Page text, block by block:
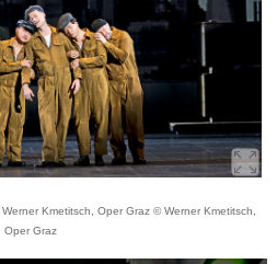
Kmetitsch, Oper Graz © Werner Kmetitsch,
Oper Graz